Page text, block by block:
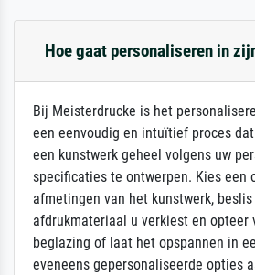
Hoe gaat personaliseren in
Bij Meisterdrucke is het
een eenvoudig en intuïtief proces
een kunstwerk geheel volgens uw
specificaties te ontwerpen. Kies een
afmetingen van het kunstwerk,
afdrukmateriaal u verkiest en opteer
beglazing of laat het opspannen in
eveneens gepersonaliseerde opties